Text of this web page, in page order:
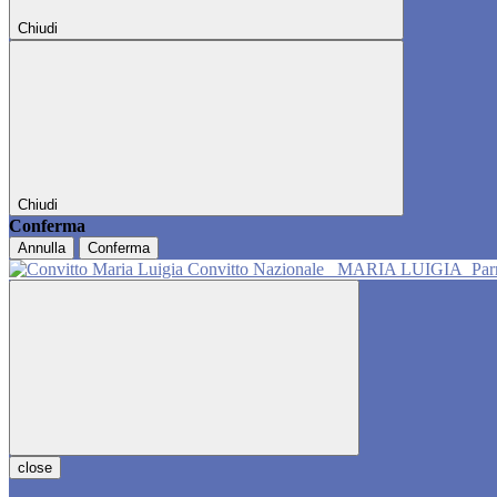
Chiudi
Chiudi
Conferma
Annulla Conferma
Convitto Nazionale MARIA LUIGIA
close